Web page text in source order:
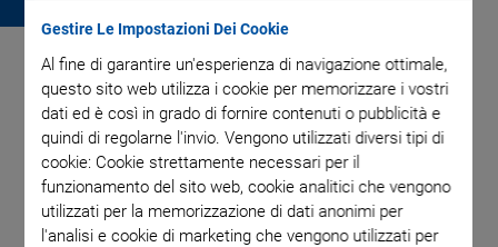
Gestire Le Impostazioni Dei Cookie
Al fine di garantire un'esperienza di navigazione ottimale,
questo sito web utilizza i cookie per memorizzare i vostri
dati ed è così in grado di fornire contenuti o pubblicità e
quindi di regolarne l'invio. Vengono utilizzati diversi tipi di
cookie: Cookie strettamente necessari per il
funzionamento del sito web, cookie analitici che vengono
utilizzati per la memorizzazione di dati anonimi per
l'analisi e cookie di marketing che vengono utilizzati per
d
i
e
t
r
o
d
i
e
t
r
o
d
i
e
t
r
o
d
i
e
t
r
o